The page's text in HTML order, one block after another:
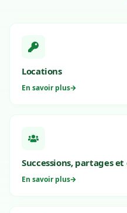
Locations
En savoir plus
Successions, partages
En savoir plus